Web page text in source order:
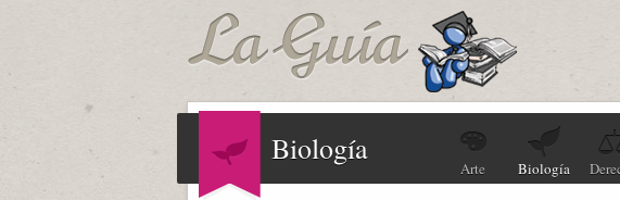
Biología
Arte Biología